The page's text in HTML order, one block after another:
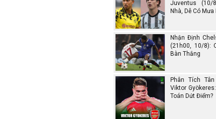
Juventus (10/
Nhà, Dễ Có
Nhận Định
(21h00, 10/8):
Bàn Thắng
Phân Tích
Viktor
Toán Dứt Điểm?